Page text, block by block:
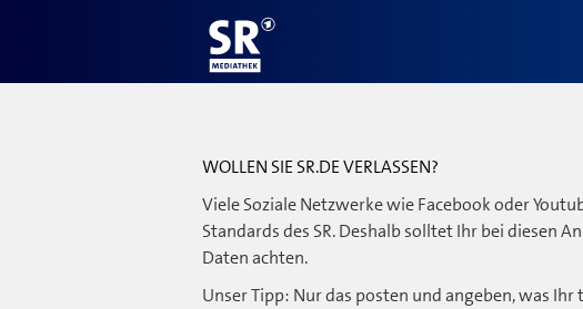
WOLLEN SIE SR.DE VERLASSEN?
Viele Soziale Netzwerke wie Facebook oder
Standards des SR. Deshalb solltet Ihr bei diesen
Daten achten.
Unser Tipp: Nur das posten und angeben, was